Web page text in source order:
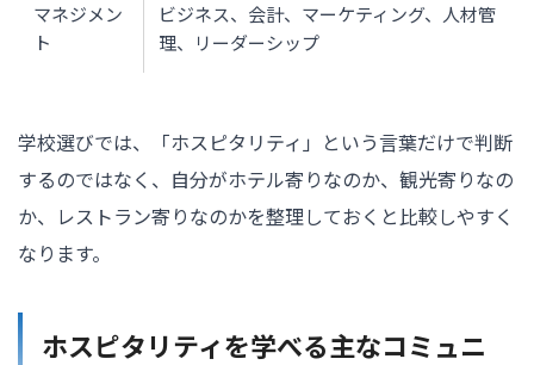
マネジメン
ト
ビジネス、会計、マーケティング、人材管
理、リーダーシップ
学校選びでは、「ホスピタリティ」という言葉だけで判断
するのではなく、自分がホテル寄りなのか、観光寄りなの
か、レストラン寄りなのかを整理しておくと比較しやすく
なります。
ホスピタリティを学べる主なコミュニ